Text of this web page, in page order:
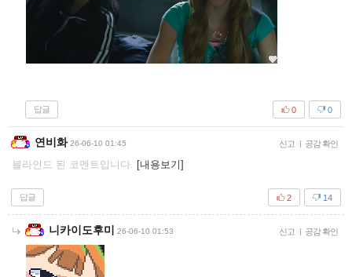
답글 0
0
연비화 26-06-10 01:45 신고 | 공감 확인
블라인드 된 코멘트입니다. [내용보기]
답글 14
2
니카이도후미 26-06-10 01:53 신고 | 공감 확인